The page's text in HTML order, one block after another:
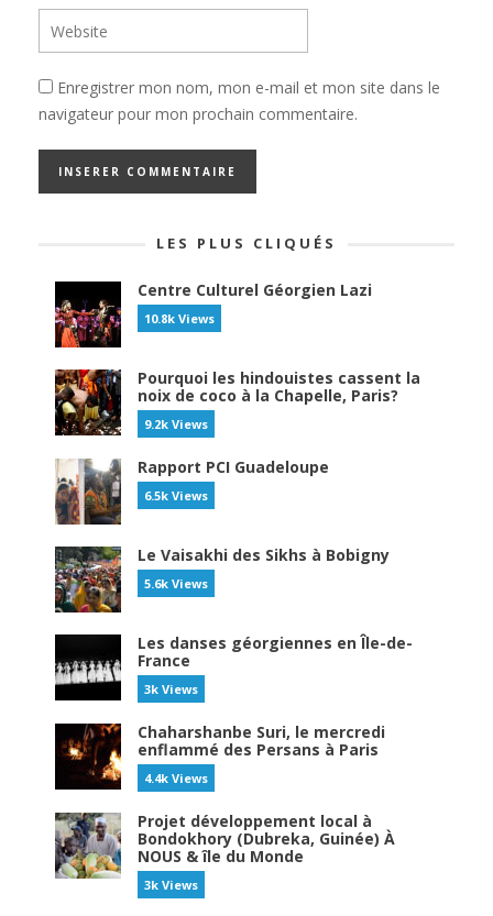
Enregistrer mon nom, mon e-mail et mon site dans le
navigateur pour mon prochain commentaire.
LES PLUS CLIQUÉS
Centre Culturel Géorgien Lazi
10.8k Views
Pourquoi les hindouistes cassent la
noix de coco à la Chapelle, Paris?
9.2k Views
Rapport PCI Guadeloupe
6.5k Views
Le Vaisakhi des Sikhs à Bobigny
5.6k Views
Les danses géorgiennes en Île-de-
France
3k Views
Chaharshanbe Suri, le mercredi
enflammé des Persans à Paris
4.4k Views
Projet développement local à
Bondokhory (Dubreka, Guinée) À
NOUS & île du Monde
3k Views